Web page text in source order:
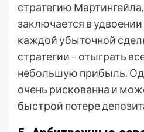
стратегию
заключается в
каждой убыточной
стратегии – отыграть
небольшую прибыль.
очень рискованна и
быстрой потере